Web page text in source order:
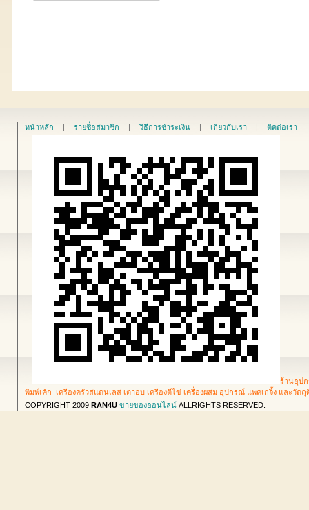
หน้าหลัก | รายชื่อสมาชิก | วิธีการชำระเงิน | เกี่ยวกับเรา | ติดต่อเรา
ร้านอุป
พิมพ์เค้ก เครื่องครัวสแตนเลส เตาอบ เครื่องตีไข่ เครื่องผสม อุปกรณ์ แพคเกจิ้ง และวัต
COPYRIGHT 2009 RAN4U ขายของออนไลน์ALLRIGHTS RESERVED.